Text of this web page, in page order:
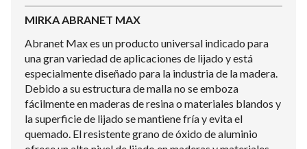
MIRKA ABRANET MAX
Abranet Max es un producto universal indicado para
una gran variedad de aplicaciones de lijado y está
especialmente diseñado para la industria de la madera.
Debido a su estructura de malla no se emboza
fácilmente en maderas de resina o materiales blandos y
la superficie de lijado se mantiene fría y evita el
quemado. El resistente grano de óxido de aluminio